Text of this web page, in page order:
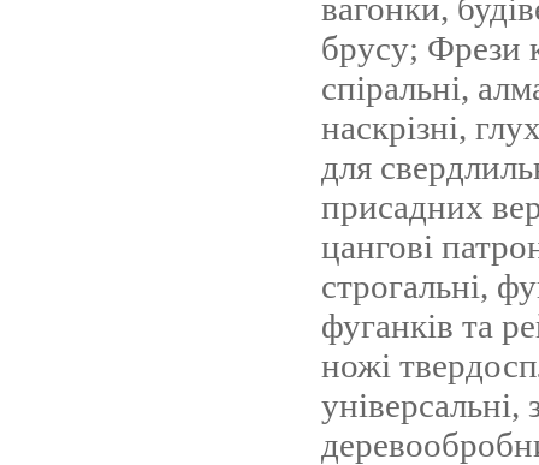
вагонки,
брусу; Фрези
спіральні,
наскрізні,
для
присадних
цангові
строгальні,
фуганків та
ножі
універсальні,